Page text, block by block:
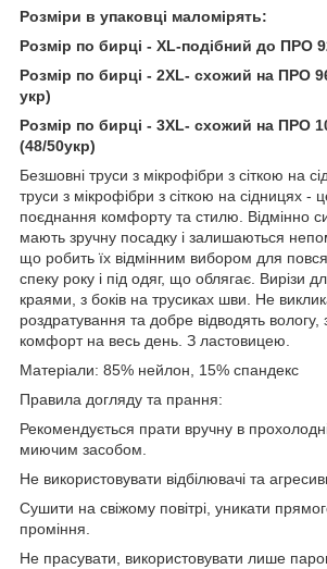
Розміри в упаковці маломірять:
Розмір по бирці - XL-подібний до ПРО
Розмір по бирці - 2XL- схожий на ПРО
укр)
Розмір по бирці - 3XL- схожий на ПРО
(48/50укр)
Безшовні труси з мікрофібри з сіткою на
труси з мікрофібри з сіткою на сідницях -
поєднання комфорту та стилю. Відмінно
мають зручну посадку і залишаються
що робить їх відмінним вибором для
спеку року і під одяг, що облягає. Вирізи
краями, з боків на трусиках шви. Не
роздратування та добре відводять
комфорт на весь день. З ластовицею.
Матеріали: 85% нейлон, 15% спандекс
Правила догляду та прання:
Рекомендується прати вручну в
миючим засобом.
Не використовувати відбілювачі та
Сушити на свіжому повітрі, уникати
проміння.
Не прасувати, використовувати лише